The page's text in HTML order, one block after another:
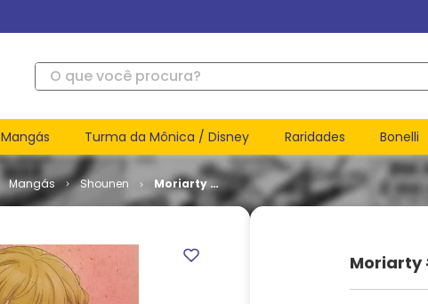
O que você procura?
Mangás Turma da Mônica / Disney Raridades Bonelli
Mangás Shounen
Moriarty #
10
Moriarty